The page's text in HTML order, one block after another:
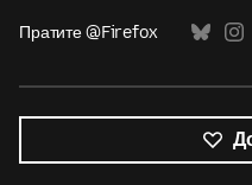
Пратите @Firefox